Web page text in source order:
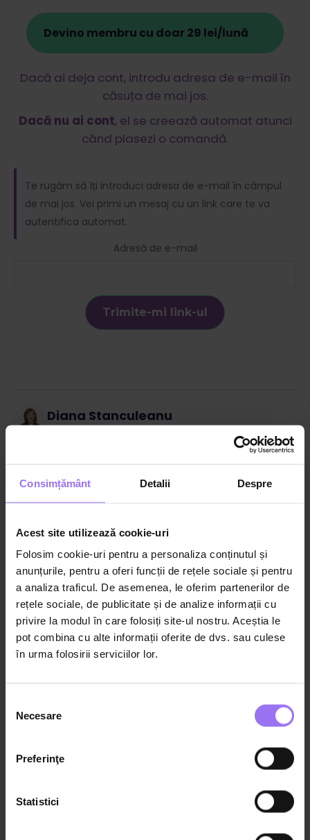
Consimțământ Detalii Despre
Acest site utilizează cookie-uri
Folosim cookie-uri pentru a personaliza conținutul și
anunțurile, pentru a oferi funcții de rețele sociale și pentru
a analiza traficul. De asemenea, le oferim partenerilor de
rețele sociale, de publicitate și de analize informații cu
privire la modul în care folosiți site-ul nostru. Aceștia le
pot combina cu alte informații oferite de dvs. sau culese
în urma folosirii serviciilor lor.
consimțământului
Necesare
Preferinţe
Statistici
Devino membru cu doar 29 lei/lună
Dacă ai deja cont, introdu adresa de e-mail în
căsuța de mai jos.
Dacă nu ai cont, el se creează automat atunci
când plasezi o comandă.
Te rugăm să îți introduci adresa de e-mail în câmpul
de mai jos. Vei primi un mesaj cu un link care te va
autentifica automat.
Adresă de e-mail
Diana Stanculeanu
Psihoterapeut și expert în sănătate mintală
Din aceeași categorie
Programul de Educație Sexuală (0-18